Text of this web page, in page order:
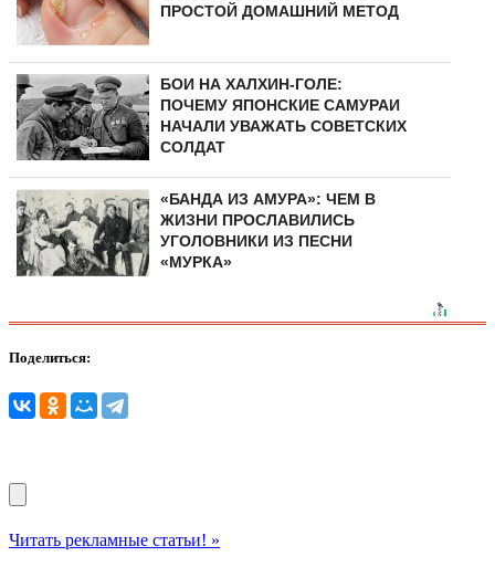
ПРОСТОЙ ДОМАШНИЙ МЕТОД
БОИ НА ХАЛХИН-ГОЛЕ:
ПОЧЕМУ ЯПОНСКИЕ САМУРАИ
НАЧАЛИ УВАЖАТЬ СОВЕТСКИХ
СОЛДАТ
«БАНДА ИЗ АМУРА»: ЧЕМ В
ЖИЗНИ ПРОСЛАВИЛИСЬ
УГОЛОВНИКИ ИЗ ПЕСНИ
«МУРКА»
Поделиться:
Читать рекламные статьи! »